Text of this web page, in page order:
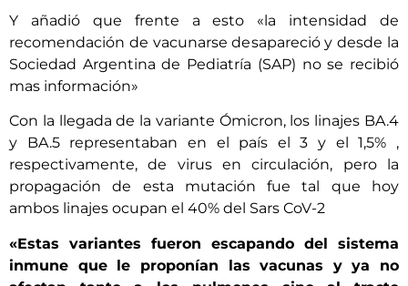
Y añadió que frente a esto «la intensidad de
recomendación de vacunarse desapareció y desde la
Sociedad Argentina de Pediatría (SAP) no se recibió
mas información»
Con la llegada de la variante Ómicron, los linajes BA.4
y BA.5 representaban en el país el 3 y el 1,5% ,
respectivamente, de virus en circulación, pero la
propagación de esta mutación fue tal que hoy
ambos linajes ocupan el 40% del Sars CoV-2
«Estas variantes fueron escapando del sistema
inmune que le proponían las vacunas y ya no